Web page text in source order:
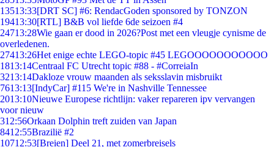
13513:33[DRT SC] #6: RendacGoden sponsored by TONZON
19413:30[RTL] B&B vol liefde 6de seizoen #4
24713:28Wie gaan er dood in 2026?Post met een vleugje cynisme de
overledenen.
27413:26Het enige echte LEGO-topic #45 LEGOOOOOOOOOOO
1813:14Centraal FC Utrecht topic #88 - #CorreiaIn
3213:14Dakloze vrouw maanden als seksslavin misbruikt
7613:13[IndyCar] #115 We're in Nashville Tennessee
2013:10Nieuwe Europese richtlijn: vaker repareren ipv vervangen
voor nieuw
312:56Orkaan Dolphin treft zuiden van Japan
8412:55Brazilië #2
10712:53[Breien] Deel 21, met zomerbreisels